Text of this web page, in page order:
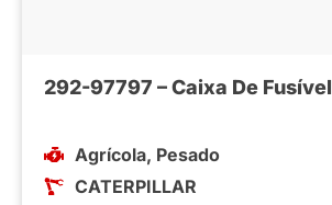
292-97797 – Caixa De Fusível
Agrícola, Pesado
CATERPILLAR